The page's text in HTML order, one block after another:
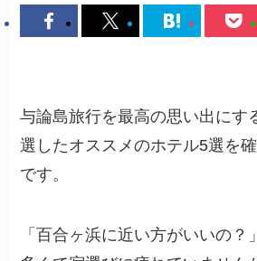
与論島旅行を最高の思い出にす
選したオススメのホテル5選を
です。
「百合ヶ浜に近い方がいいの